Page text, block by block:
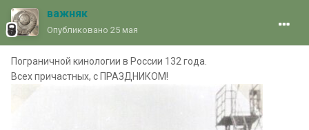
важняк
Опубликовано 25 мая
Пограничной кинологии в России 132 года.
Всех причастных, с ПРАЗДНИКОМ!